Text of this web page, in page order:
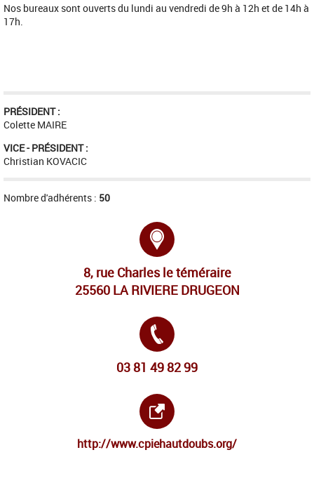
Nos bureaux sont ouverts du lundi au vendredi de 9h à 12h et de 14h à
17h.
PRÉSIDENT :
Colette MAIRE
VICE - PRÉSIDENT :
Christian KOVACIC
Nombre d'adhérents : 50
8, rue Charles le téméraire
25560 LA RIVIERE DRUGEON
03 81 49 82 99
http://www.cpiehautdoubs.org/